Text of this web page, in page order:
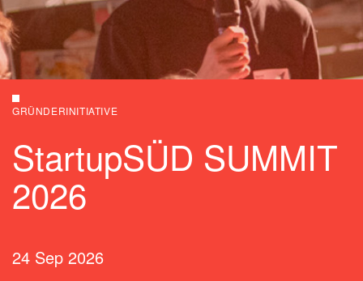
GRÜNDERINITIATIVE
StartupSÜD SUMMIT
2026
24 Sep 2026